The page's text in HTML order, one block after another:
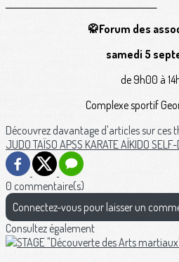
🥋Forum des
samedi 5
de 9h00 à
Complexe sportif
Découvrez davantage d'articles sur ces
JUDOTAÏSO APSS KARATEAÏKIDO
0 commentaire(s)
Connectez-vous pour laisser un
Consultez également